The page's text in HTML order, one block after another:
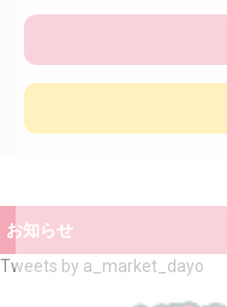
お知らせ
Tweets by a_market_dayo